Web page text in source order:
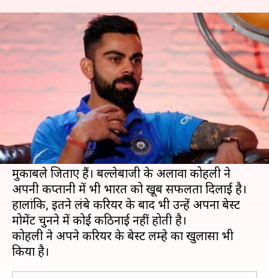
कोहली ने बताया, इंटरनेशनल क्रिकेट के
इस लम्हें को कभी नहीं भूल सकते
लेखन Neeraj Pandey Jan 15, 2020 05:07 pm
भारतीय कप्तान विराट कोहली को इंटरनेशनल क्रिकेट खेलते
एक दशक से ज़्यादा का समय हो गया है।
इस दौरान कोहली ने अपनी बल्लेबाजी से भारत को तमाम
मुकाबले जिताए हैं। बल्लेबाजी के अलावा कोहली ने
अपनी कप्तानी में भी भारत को खूब सफलता दिलाई है।
हालांकि, इतने लंबे करियर के बाद भी उन्हें अपना बेस्ट
मोमेंट चुनने में कोई कठिनाई नहीं होती है।
कोहली ने अपने करियर के बेस्ट लम्हे का खुलासा भी